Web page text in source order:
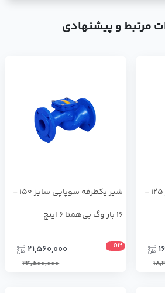
مرتبط و پیشنهادی
شیر یکطرفه سوپاپی سایز 125 -
شیر یکطرفه سوپاپی سایز 150 -
16 بار وگ بی‌همتا 6 اینچ
Off
21,560,000
24,500,000